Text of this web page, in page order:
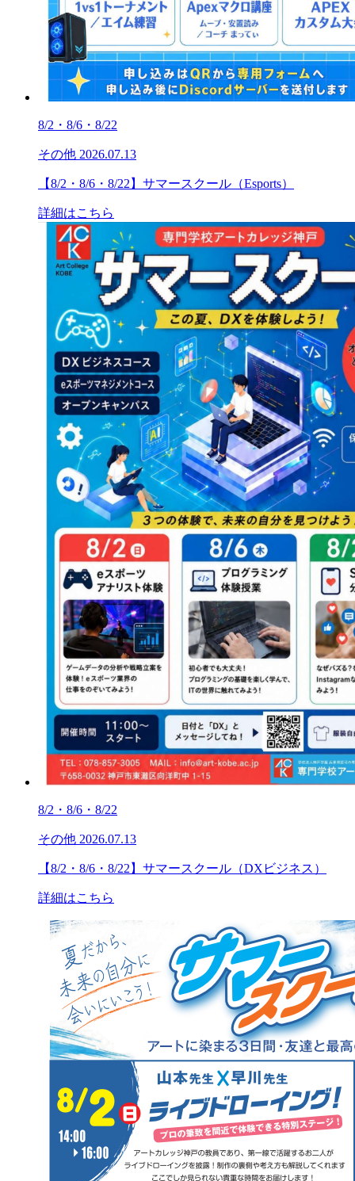
8/2・8/6・8/22
その他 2026.07.13
【8/2・8/6・8/22】サマースクール（Esports）
詳細はこちら
8/2・8/6・8/22
その他 2026.07.13
【8/2・8/6・8/22】サマースクール（DXビジネス）
詳細はこちら